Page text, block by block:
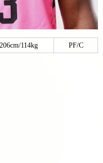
206cm/114kg PF/C